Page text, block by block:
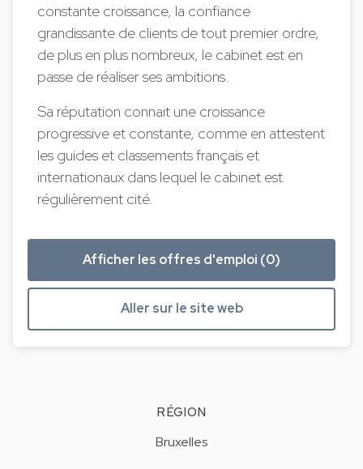
constante croissance, la confiance
grandissante de clients de tout premier ordre,
de plus en plus nombreux, le cabinet est en
passe de réaliser ses ambitions.
Sa réputation connait une croissance
progressive et constante, comme en attestent
les guides et classements français et
internationaux dans lequel le cabinet est
régulièrement cité.
Afficher les offres d'emploi (0)
Aller sur le site web
RÉGION
Bruxelles